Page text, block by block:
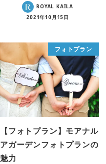
ROYAL KAILA
2021年10月15日
フォトプラン
【フォトプラン】モアナル
アガーデンフォトプランの
魅力